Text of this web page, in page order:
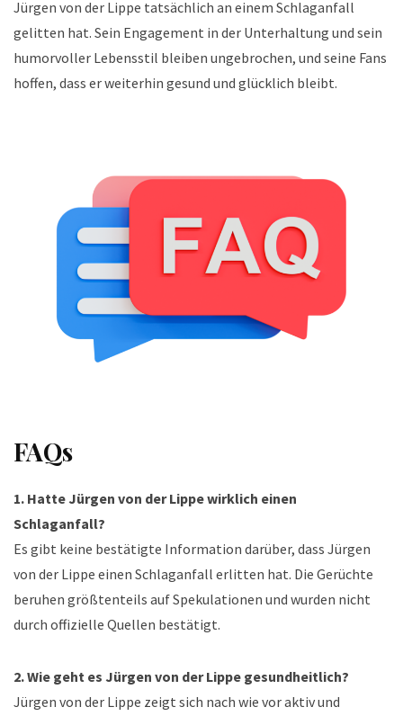
Jürgen von der Lippe tatsächlich an einem Schlaganfall
gelitten hat. Sein Engagement in der Unterhaltung und sein
humorvoller Lebensstil bleiben ungebrochen, und seine Fans
hoffen, dass er weiterhin gesund und glücklich bleibt.
FAQs
1. Hatte Jürgen von der Lippe wirklich einen
Schlaganfall?
Es gibt keine bestätigte Information darüber, dass Jürgen
von der Lippe einen Schlaganfall erlitten hat. Die Gerüchte
beruhen größtenteils auf Spekulationen und wurden nicht
durch offizielle Quellen bestätigt.
2. Wie geht es Jürgen von der Lippe gesundheitlich?
Jürgen von der Lippe zeigt sich nach wie vor aktiv und